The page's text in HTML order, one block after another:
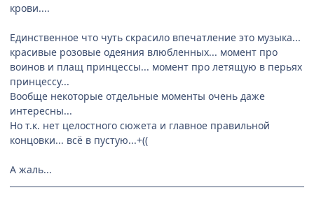
крови....
Единственное что чуть скрасило впечатление это музыка...
красивые розовые одеяния влюбленных... момент про
воинов и плащ принцессы... момент про летящую в перьях
принцессу...
Вообще некоторые отдельные моменты очень даже
интересны...
Но т.к. нет целостного сюжета и главное правильной
концовки... всё в пустую...+((
А жаль...